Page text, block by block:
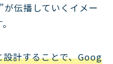
伝播していくイメー
計することで、Goog